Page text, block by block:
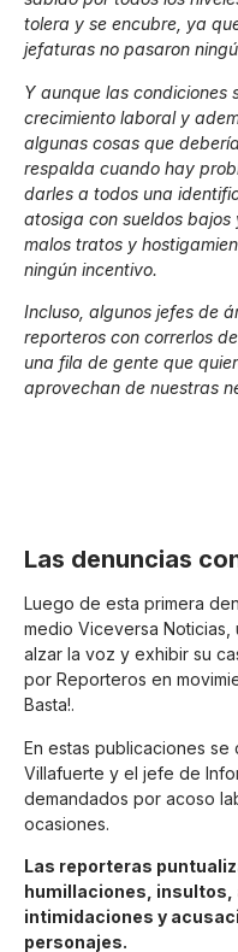
tolera y se encubre, ya
jefaturas no pasaron
Y aunque las condiciones
crecimiento laboral y
algunas cosas que
respalda cuando hay
darles a todos una
atosiga con sueldos
malos tratos y
ningún incentivo.
Incluso, algunos jefes de
reporteros con correrlos
una fila de gente que
aprovechan de nuestras
Las denuncias
Luego de esta primera
medio Viceversa Noticias,
alzar la voz y exhibir su
por Reporteros en
Basta!.
En estas publicaciones
Villafuerte y el jefe de
demandados por acoso
ocasiones.
Las reporteras
humillaciones, insultos,
intimidaciones y
personajes.